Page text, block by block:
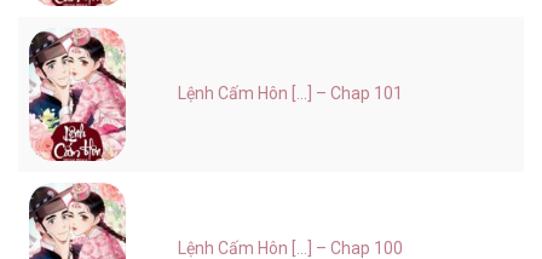
Lệnh Cấm Hôn [...] – Chap 101
Lệnh Cấm Hôn [...] – Chap 100